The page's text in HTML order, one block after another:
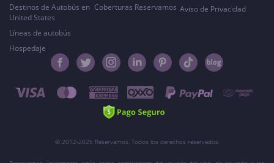
Destinos de Autobús en
United States
Líneas de autobús
Hospedaje
Coberturas Reservamos Aviso de Privacidad
© 2012-2026 Reservamos. Todos los derechos reservados.